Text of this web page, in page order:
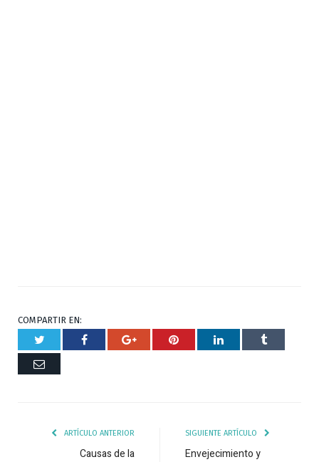
COMPARTIR EN:
Twitter Facebook Google+ Pinterest RespuestaTumblr
Correo
ARTÍCULO ANTERIOR
Causas de la
SIGUIENTE ARTÍCULO
Envejecimiento y